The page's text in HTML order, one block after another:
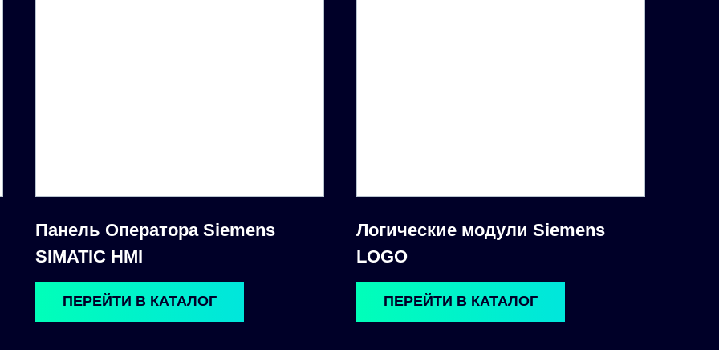
Панель Оператора Siemens
SIMATIC HMI
Логические модули Siemens
LOGO
ПЕРЕЙТИ В КАТАЛОГ ПЕРЕЙТИ В КАТАЛОГ